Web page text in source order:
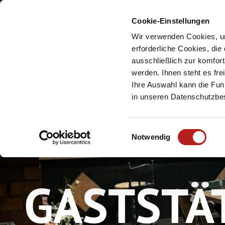
Cookie-Einstellungen
Wir verwenden Cookies,
erforderliche Cookies, die
ausschließlich zur
werden. Ihnen steht es
Ihre Auswahl kann die
in unseren
i
w
l
Notwendig
Meine